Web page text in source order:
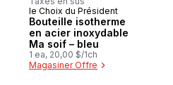
Coup de cœur
le Choix du Président
Bouteille isotherme
en acier inoxydable
Ma soif – bleu
1 ea, 20,00 $/1ch
Magasiner Offre